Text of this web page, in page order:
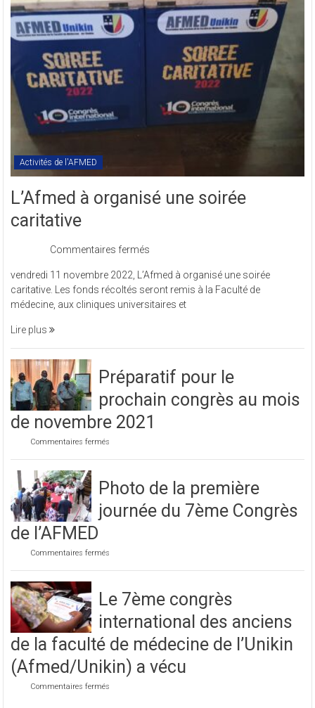
en
sigle
COMREV.
Activités de l'AFMED
L’Afmed à organisé une soirée
caritative
Commentaires fermés
à
organisé
une
vendredi 11 novembre 2022, L’Afmed à organisé une soirée
caritative. Les fonds récoltés seront remis à la Faculté de
médecine, aux cliniques universitaires et
Lire plus
Préparatif pour le
prochain congrès au mois
de novembre 2021
Commentaires fermés
prochain
congrès
au
mois
Photo de la première
journée du 7ème Congrès
de l’AFMED
Commentaires fermés
première
journée
du
7ème
Congrès
de
l’AFMED
Le 7ème congrès
international des anciens
de la faculté de médecine de l’Unikin
(Afmed/Unikin) a vécu
Commentaires fermés